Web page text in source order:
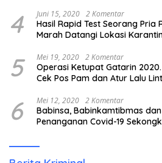
4 Juni 15, 2020 2 Komentar
Hasil Rapid Test Seorang Pria
Marah Datangi Lokasi
5 Mei 19, 2020 2 Komentar
Operasi Ketupat Gatarin
Cek Pos Pam dan Atur Lalu
6 Mei 12, 2020 2 Komentar
Babinsa, Babinkamtibmas dan
Penanganan Covid-19